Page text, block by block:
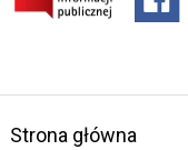
Strona główna